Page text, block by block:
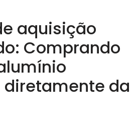
aquisição
Comprando
da